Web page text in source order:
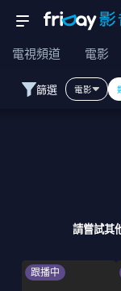
電視頻道 電影
篩選 電影
請嘗試其
跟播中